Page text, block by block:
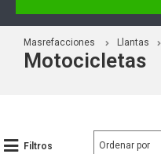
Masrefacciones Llantas
Motocicletas
Filtros